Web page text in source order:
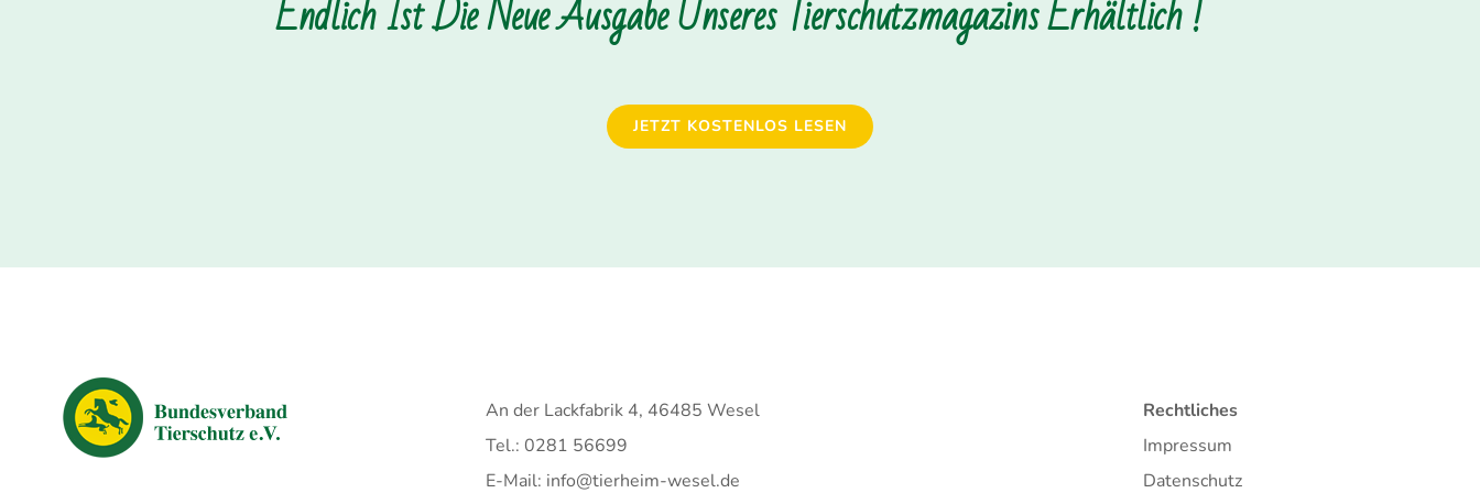
Endlich Ist Die Neue Ausgabe Unseres Tierschutzmagazins Erhältlich !
JETZT KOSTENLOS LESEN
An der Lackfabrik 4, 46485 Wesel
Tel.: 0281 56699
E-Mail: info@tierheim-wesel.de
Rechtliches
Impressum
Datenschutz